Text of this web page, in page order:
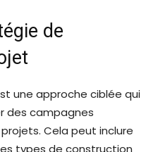
de
une approche ciblée qui
des campagnes
Cela peut inclure
types de construction